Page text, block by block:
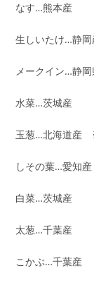
なす…熊本産
生しいたけ…静岡
メークイン…静
水菜…茨城産
玉葱…北海道産
しその葉…愛知産
白菜…茨城産
太葱…千葉産
こかぶ…千葉産